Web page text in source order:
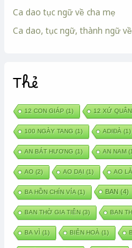
Ca dao tục ngữ về cha mẹ
Ca dao, tục ngữ, thành ngữ
Thẻ
12 CON GIÁP (1) 12 XỨ QUÂN
100 NGÀY TANG (1) ADIĐÀ (1)
AN BÁT HƯƠNG (1) AN NAM
AO (2) AO DẠI (1) AO
BA HỒN CHÍN VÍA(1) BAN (4)
BAN THỜ GIA TIÊN (3) BAN
BA VÌ (1) BIÊN HOÀ (1)